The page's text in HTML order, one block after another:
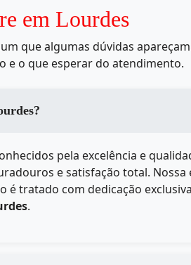
em Lourdes
que algumas dúvidas
e o que esperar do atendimento.
de em Lourdes?
pela excelência e
e satisfação total. Nossa
é tratado com dedicação
.